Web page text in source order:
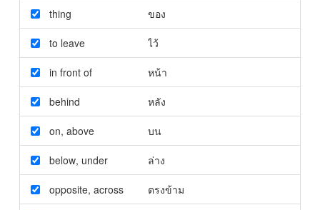
thing ของ
to leave ไว้
in front of หน้า
behind หลัง
on, above บน
below, under ล่าง
opposite, across ตรงข้าม